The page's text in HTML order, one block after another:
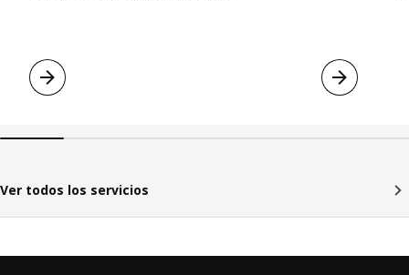
Ver todos los servicios